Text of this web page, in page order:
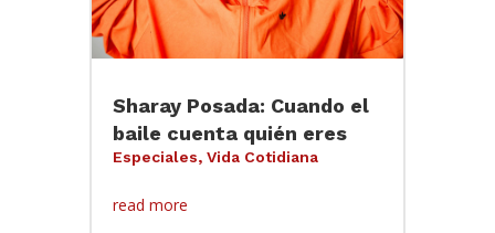
Sharay Posada: Cuando el
baile cuenta quién eres
Especiales, Vida Cotidiana
read more